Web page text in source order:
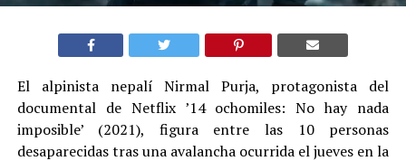
El alpinista nepalí Nirmal Purja, protagonista del
documental de Netflix ’14 ochomiles: No hay nada
imposible’ (2021), figura entre las 10 personas
desaparecidas tras una avalancha ocurrida el jueves en la